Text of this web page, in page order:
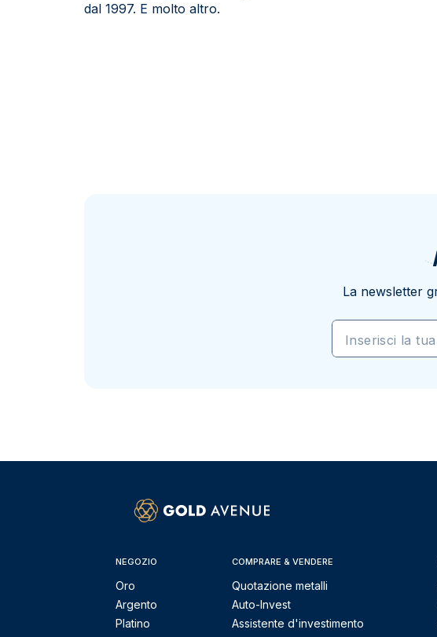
dal 1997. E molto altro.
La newsletter
Inserisci la
NEGOZIO
Oro
Argento
Platino
COMPRARE & VENDERE
Quotazione metalli
Auto-Invest
Assistente d'investimento